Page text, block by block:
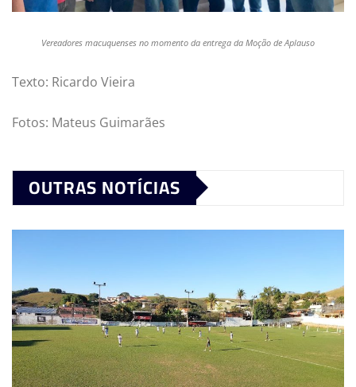
Vereadores macuquenses no momento da entrega da Moção de Aplauso
Texto: Ricardo Vieira
Fotos: Mateus Guimarães
OUTRAS NOTÍCIAS